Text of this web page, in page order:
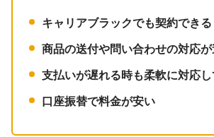
キャリアブラックでも契約できる
商品の送付や問い合わせの対応
支払いが遅れる時も柔軟に対応
口座振替で料金が安い